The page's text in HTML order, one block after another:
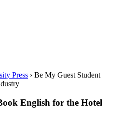
Press › Be My Guest Student
English for the Hotel